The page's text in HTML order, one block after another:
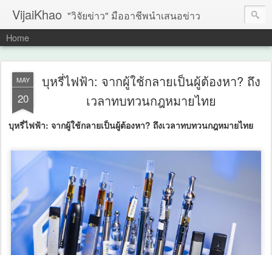
VijaiKhao "วิจัยข่าว" มืออาชีพนำเสนอข่าว
Home
MAY
20
บุหรี่ไฟฟ้า: จากผู้ใช้กลายเป็นผู้ต้องหา? ถึง
เวลาทบทวนกฎหมายไทย
บุหรี่ไฟฟ้า: จากผู้ใช้กลายเป็นผู้ต้องหา? ถึงเวลาทบทวนกฎหมายไทย